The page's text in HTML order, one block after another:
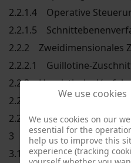
2.2.1.4 Operative
2.2.1.5
2.2.2 Zweidimensionales
2.2.2.1 Guillotine-
2.2.3 Heuristische
2.2.3.1 greedy -
2.2.3.2 mehrstufige
3 IST-ANALYSE DES
3.1 PROGRAMMABLAUF
We use cookies
We use cookies on our
essential for the
help us to improve this
experience (tracking